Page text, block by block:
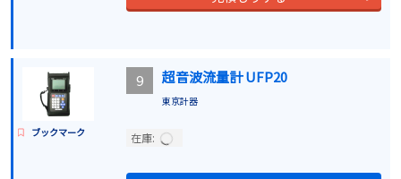
ブックマーク
9 超音波流量計 UFP20
東京計器
在庫: